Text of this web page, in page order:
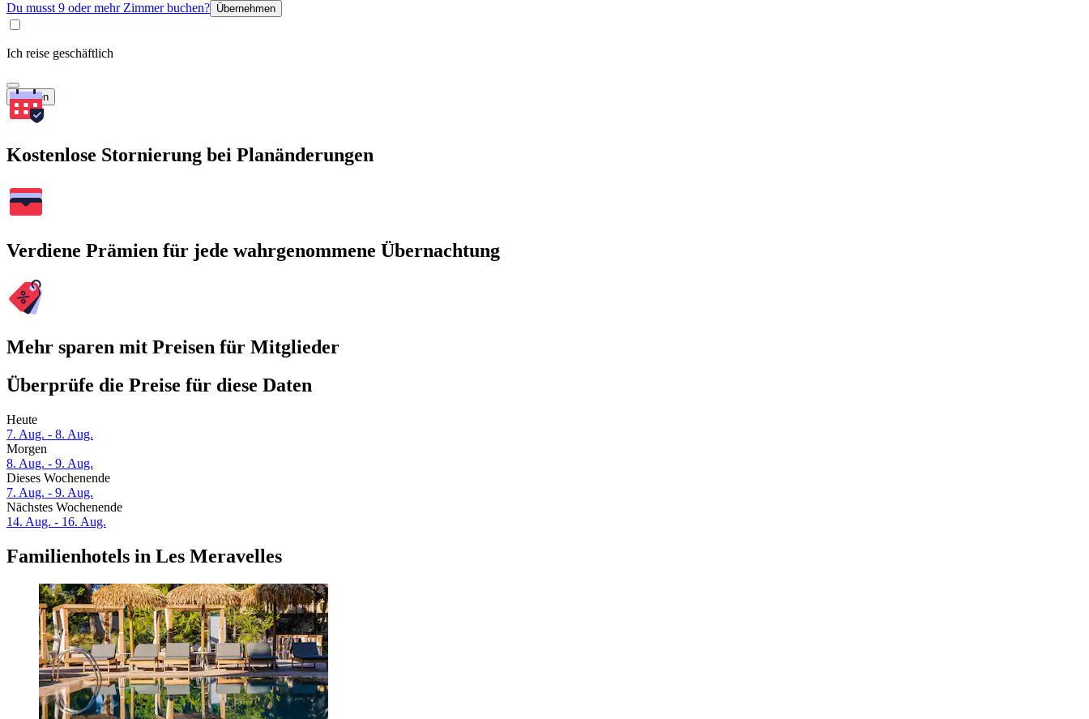
Du musst 9 oder mehr Zimmer buchen? Übernehmen
Ich reise geschäftlich
Suchen
Kostenlose Stornierung bei Planänderungen
Verdiene Prämien für jede wahrgenommene Übernachtung
Mehr sparen mit Preisen für Mitglieder
Überprüfe die Preise für diese Daten
Heute
7. Aug. - 8. Aug.
Morgen
8. Aug. - 9. Aug.
Dieses Wochenende
7. Aug. - 9. Aug.
Nächstes Wochenende
14. Aug. - 16. Aug.
Familienhotels in Les Meravelles